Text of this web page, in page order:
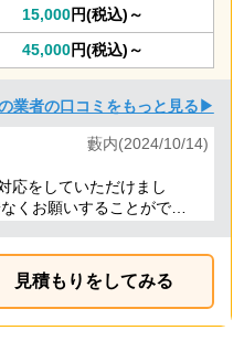
15,000円(税込)～
45,000円(税込)～
業者の口コミをもっと見る▶
藪内(2024/10/14)
応をしていただけまし
くお願いすることができ
見積もりをしてみる